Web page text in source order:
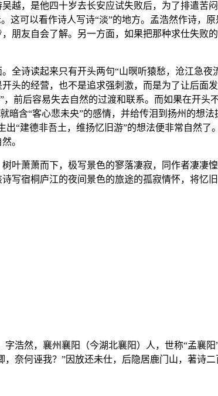
越，是他四十岁去长安应试失败后，为了排遣苦
这可以看作诗人写诗“淡”的地方。孟浩然作诗，
朋友自会了解。另一方面，如果把那种求仕失败
全诗读起来只有开头两句“山暝听猿愁，沧江急
头的经营，也不是追求强刺激，而是为了让后面
前后容易失去自然的过渡和联系。而如果在开
暗含“客心悲未央”的感情，并给传泪到扬州的想
“建德非吾土，维扬忆旧游”的想法便非常自然
。
叶萧萧而下，极写景色的寥落凄寂，同作者凄凄
写宿桐庐江的夜间景色的旅途的孤寂情怀，将忆
浩然，襄州襄阳（今湖北襄阳）人，世称“孟襄
奈何诬我？”因放还未仕，后隐居鹿门山，著诗